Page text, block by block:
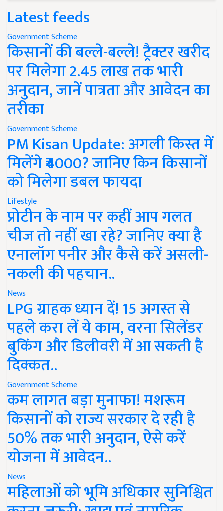
Latest feeds
Government Scheme
किसानों की बल्ले-बल्ले! ट्रैक्टर खरीद
पर मिलेगा 2.45 लाख तक भारी
अनुदान, जानें पात्रता और आवेदन का
तरीका
Government Scheme
PM Kisan Update: अगली किस्त में
मिलेंगे ₹4000? जानिए किन किसानों
को मिलेगा डबल फायदा
Lifestyle
प्रोटीन के नाम पर कहीं आप गलत
चीज तो नहीं खा रहे? जानिए क्या है
एनालॉग पनीर और कैसे करें असली-
नकली की पहचान..
News
LPG ग्राहक ध्यान दें! 15 अगस्त से
पहले करा लें ये काम, वरना सिलेंडर
बुकिंग और डिलीवरी में आ सकती है
दिक्कत..
Government Scheme
कम लागत बड़ा मुनाफा! मशरूम
किसानों को राज्य सरकार दे रही है
50% तक भारी अनुदान, ऐसे करें
योजना में आवेदन..
News
महिलाओं को भूमि अधिकार सुनिश्चित